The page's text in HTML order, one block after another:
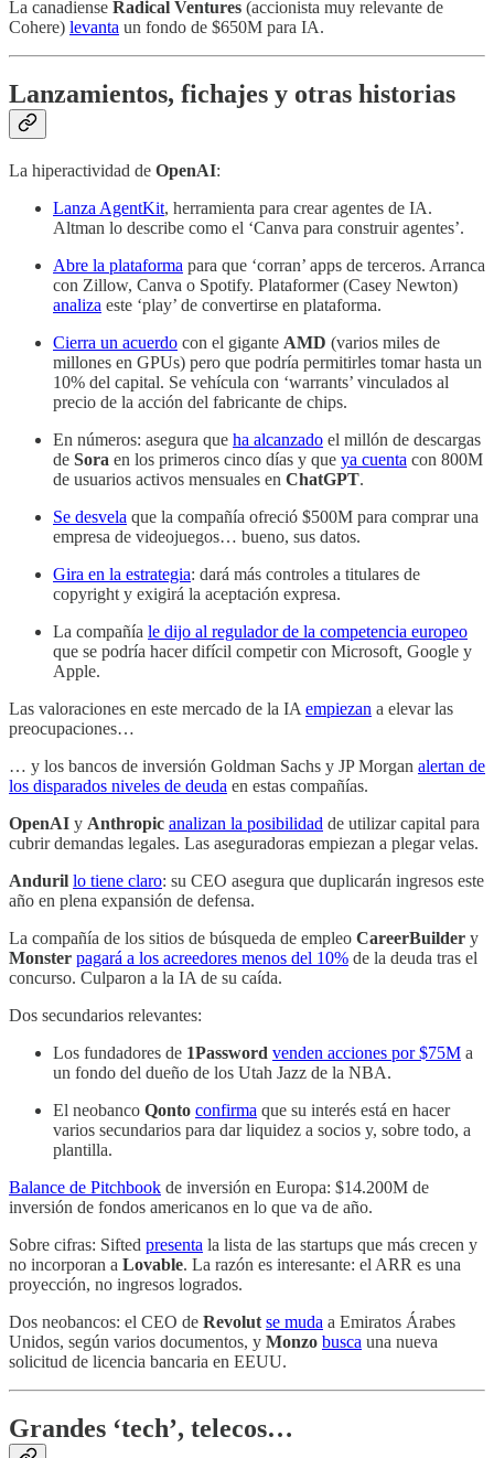
La canadiense Radical Ventures (accionista muy relevante de
Cohere) levanta un fondo de $650M para IA.
Lanzamientos, fichajes y otras historias
La hiperactividad de OpenAI:
Lanza AgentKit, herramienta para crear agentes de IA.
Altman lo describe como el ‘Canva para construir agentes’.
Abre la plataforma para que ‘corran’ apps de terceros. Arranca
con Zillow, Canva o Spotify. Plataformer (Casey Newton)
analiza este ‘play’ de convertirse en plataforma.
Cierra un acuerdo con el gigante AMD (varios miles de
millones en GPUs) pero que podría permitirles tomar hasta un
10% del capital. Se vehícula con ‘warrants’ vinculados al
precio de la acción del fabricante de chips.
En números: asegura que ha alcanzado el millón de descargas
de Sora en los primeros cinco días y que ya cuenta con 800M
de usuarios activos mensuales en ChatGPT.
Se desvela que la compañía ofreció $500M para comprar una
empresa de videojuegos… bueno, sus datos.
Gira en la estrategia: dará más controles a titulares de
copyright y exigirá la aceptación expresa.
La compañía le dijo al regulador de la competencia europeo
que se podría hacer difícil competir con Microsoft, Google y
Apple.
Las valoraciones en este mercado de la IA empiezan a elevar las
preocupaciones…
… y los bancos de inversión Goldman Sachs y JP Morgan alertan de
los disparados niveles de deuda en estas compañías.
OpenAI y Anthropic analizan la posibilidad de utilizar capital para
cubrir demandas legales. Las aseguradoras empiezan a plegar velas.
Anduril lo tiene claro: su CEO asegura que duplicarán ingresos este
año en plena expansión de defensa.
La compañía de los sitios de búsqueda de empleo CareerBuilder y
Monster pagará a los acreedores menos del 10% de la deuda tras el
concurso. Culparon a la IA de su caída.
Dos secundarios relevantes:
Los fundadores de 1Password venden acciones por $75M a
un fondo del dueño de los Utah Jazz de la NBA.
El neobanco Qonto confirma que su interés está en hacer
varios secundarios para dar liquidez a socios y, sobre todo, a
plantilla.
Balance de Pitchbook de inversión en Europa: $14.200M de
inversión de fondos americanos en lo que va de año.
Sobre cifras: Sifted presenta la lista de las startups que más crecen y
no incorporan a Lovable. La razón es interesante: el ARR es una
proyección, no ingresos logrados.
Dos neobancos: el CEO de Revolut se muda a Emiratos Árabes
Unidos, según varios documentos, y Monzo busca una nueva
solicitud de licencia bancaria en EEUU.
Grandes ‘tech’, telecos…